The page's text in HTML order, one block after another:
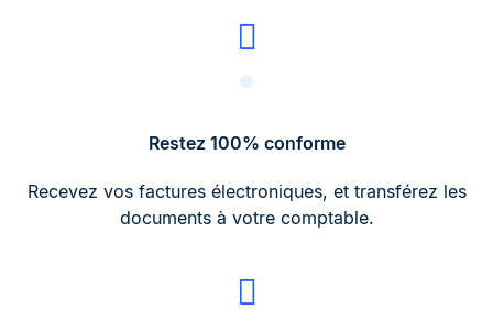
Restez 100% conforme
Recevez vos factures électroniques, et transférez les
documents à votre comptable.